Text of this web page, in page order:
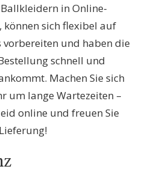
in Online-
können sich flexibel auf
vorbereiten und haben die
schnell und
Machen Sie sich
um lange Wartezeiten –
online und freuen Sie